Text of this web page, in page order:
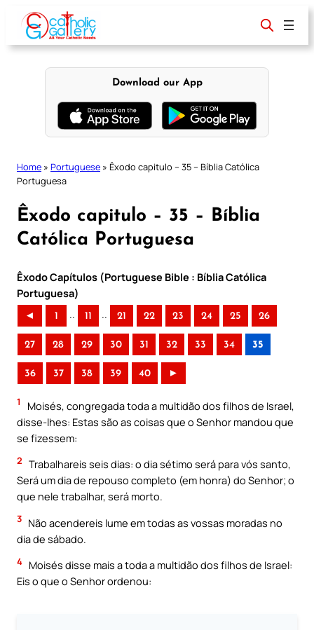
content
Download our App
Home » Portuguese » Êxodo capitulo – 35 – Bíblia Católica
Portuguesa
Êxodo capitulo – 35 – Bíblia
Católica Portuguesa
Êxodo Capítulos (Portuguese Bible : Bíblia Católica
Portuguesa)
◄ 1 .. 11 .. 21 22 23 24 25 26
27 28 29 30 31 32 33 34 35
36 37 38 39 40 ►
1
Moisés, congregada toda a multidão dos filhos de Israel,
disse-lhes: Estas são as coisas que o Senhor mandou que
se fizessem:
2 Trabalhareis seis dias: o dia sétimo será para vós santo,
Será um dia de repouso completo (em honra) do Senhor; o
que nele trabalhar, será morto.
3 Não acendereis lume em todas as vossas moradas no
dia de sábado.
4 Moisés disse mais a toda a multidão dos filhos de Israel:
Eis o que o Senhor ordenou: